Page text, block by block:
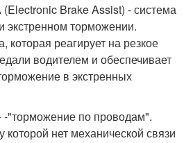
Brake Assist) - система
торможении.
которая реагирует на резкое
водителем и обеспечивает
в экстренных
-"торможение по проводам".
которой нет механической связи